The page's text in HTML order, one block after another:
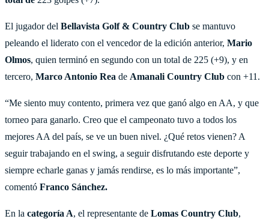
El jugador del Bellavista Golf & Country Club se mantuvo
peleando el liderato con el vencedor de la edición anterior, Mario
Olmos, quien terminó en segundo con un total de 225 (+9), y en
tercero, Marco Antonio Rea de Amanali Country Club con +11.
“Me siento muy contento, primera vez que ganó algo en AA, y que
torneo para ganarlo. Creo que el campeonato tuvo a todos los
mejores AA del país, se ve un buen nivel. ¿Qué retos vienen? A
seguir trabajando en el swing, a seguir disfrutando este deporte y
siempre echarle ganas y jamás rendirse, es lo más importante”,
comentó Franco Sánchez.
En la categoría A, el representante de Lomas Country Club,